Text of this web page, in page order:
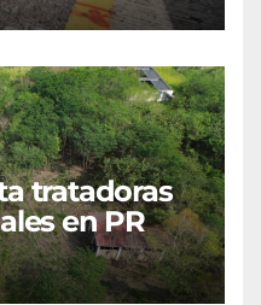
tratadoras
en PR